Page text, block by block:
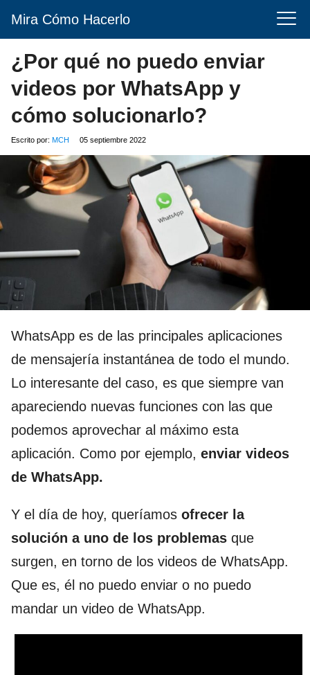
Mira Cómo Hacerlo
¿Por qué no puedo enviar
videos por WhatsApp y
cómo solucionarlo?
Escrito por: MCH 05 septiembre 2022
WhatsApp es de las principales aplicaciones
de mensajería instantánea de todo el mundo.
Lo interesante del caso, es que siempre van
apareciendo nuevas funciones con las que
podemos aprovechar al máximo esta
aplicación. Como por ejemplo, enviar videos
de WhatsApp.
Y el día de hoy, queríamos ofrecer la
solución a uno de los problemas que
surgen, en torno de los videos de WhatsApp.
Que es, él no puedo enviar o no puedo
mandar un video de WhatsApp.